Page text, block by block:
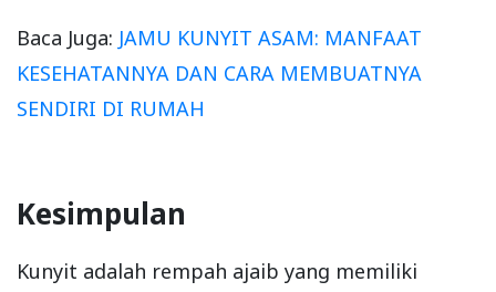
Baca Juga: JAMU KUNYIT ASAM: MANFAAT
KESEHATANNYA DAN CARA MEMBUATNYA
SENDIRI DI RUMAH
Kesimpulan
Kunyit adalah rempah ajaib yang memiliki